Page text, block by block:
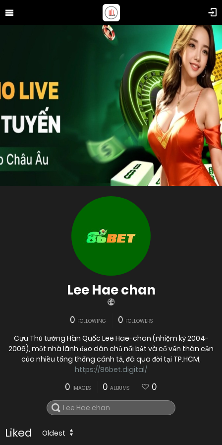
Lee Hae chan
0 FOLLOWING 0 FOLLOWERS
Cựu Thủ tướng Hàn Quốc Lee Hae-chan (nhiệm kỳ 2004-
2006), một nhà lãnh đạo dân chủ nổi bật và cố vấn thân cận
của nhiều tổng thống cánh tả, đã qua đời tại TP.HCM,
https://86bet.digital/
0 IMAGES 0 ALBUMS 0
Liked Oldest